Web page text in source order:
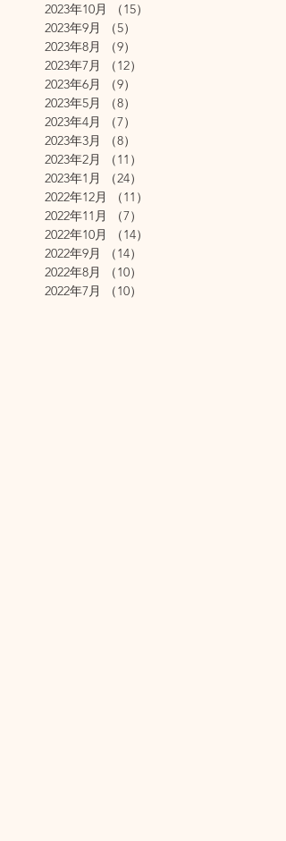
2023年10月
（15）
2023年9月
（5）
2023年8月
（9）
2023年7月
（12）
2023年6月
（9）
2023年5月
（8）
2023年4月
（7）
2023年3月
（8）
2023年2月
（11）
2023年1月
（24）
2022年12月
（11）
2022年11月
（7）
2022年10月
（14）
2022年9月
（14）
2022年8月
（10）
2022年7月
（10）